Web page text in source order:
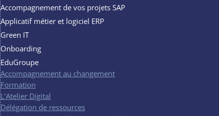
Accompagnement de vos projets SAP
Applicatif métier et logiciel ERP
Green IT
Onboarding
EduGroupe
Accompagnement au changement
Formation
L’Atelier Digital
Délégation de ressources